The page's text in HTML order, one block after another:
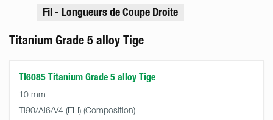
Fil - Longueurs de Coupe Droite
Titanium Grade 5 alloy Tige
TI6085 Titanium Grade 5 alloy Tige
10 mm
Ti90/Al6/V4 (ELI)